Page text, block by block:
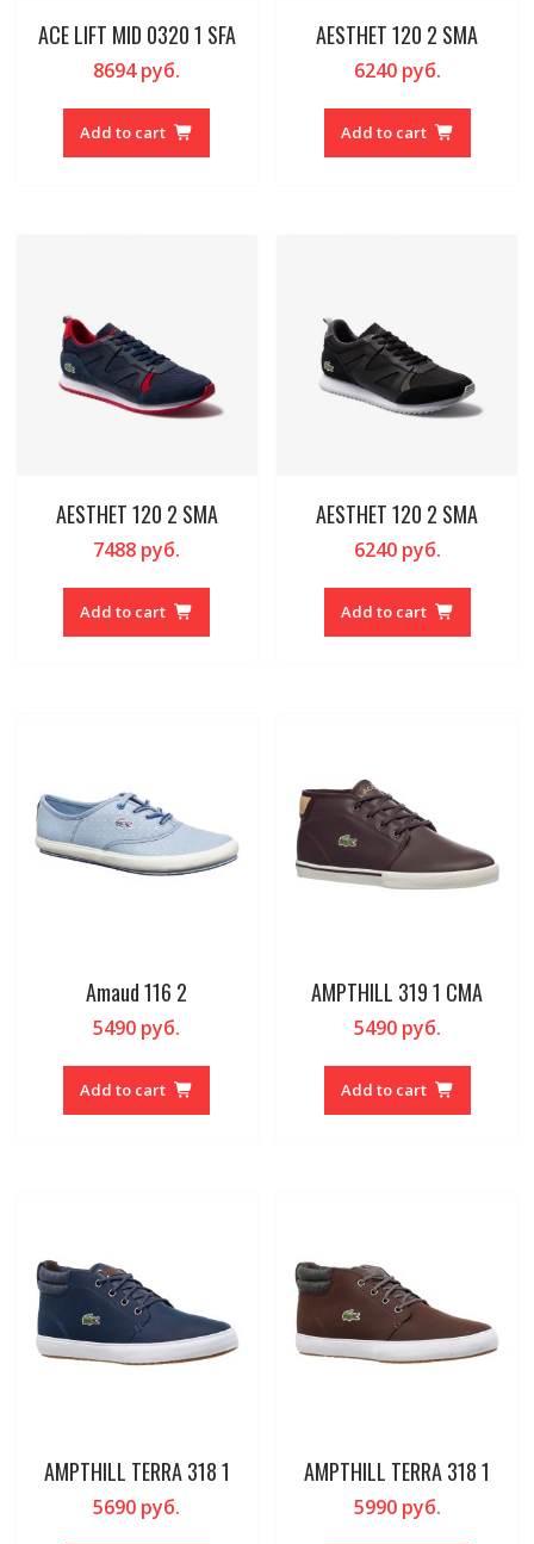
ACE LIFT MID 0320 1 SFA
8694руб.
Add to cart
AESTHET 120 2 SMA
6240руб.
Add to cart
AESTHET 120 2 SMA
7488 руб.
Add to cart
AESTHET 120 2 SMA
6240руб.
Add to cart
Amaud 116 2
5490 руб.
Add to cart
AMPTHILL 319 1 CMA
5490руб.
Add to cart
AMPTHILL TERRA 318 1
5690 руб.
AMPTHILL TERRA 318 1
5990руб.